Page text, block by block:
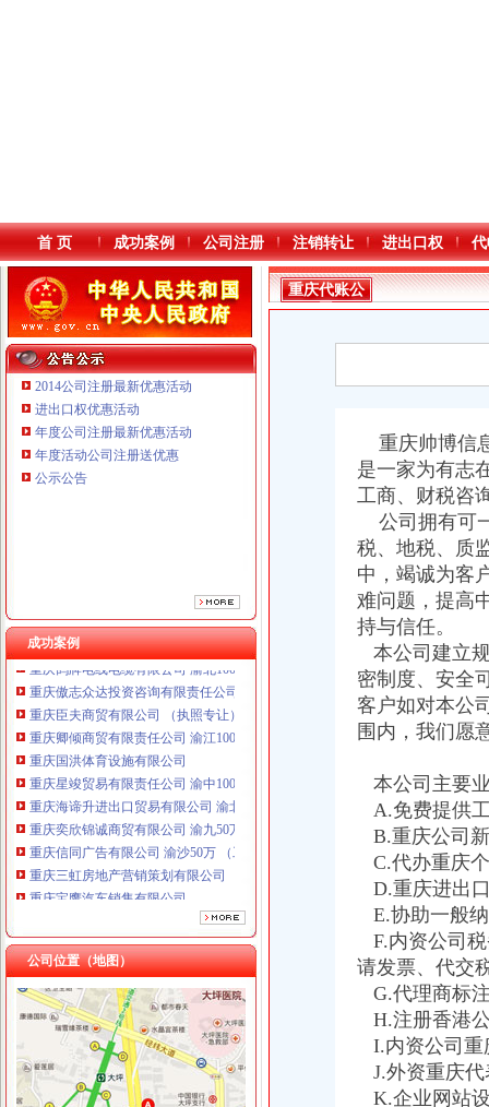
本站导航
首 页 成功案例 公司注册 注销转让 进出口权
2014公司注册最新优惠活动
进出口权优惠活动
年度公司注册最新优惠活动
年度活动公司注册送优惠
公示公告
成功案例
重庆鸽牌电线电缆有限公司 渝北10010万 (进出口权)
重庆傲志众达投资咨询有限责任公司 渝九1000万 （增资）
重庆臣夫商贸有限公司 （执照专让）
重庆卿倾商贸有限责任公司 渝江100万 （工商注册）
重庆国洪体育设施有限公司
重庆星竣贸易有限责任公司 渝中100万 （进出口权）
重庆海谛升进出口贸易有限公司 渝北100万 （进出口权）
重庆奕欣锦诚商贸有限公司 渝九50万 （工商注册）
重庆信同广告有限公司 渝沙50万 （工商注册）
重庆三虹房地产营销策划有限公司
重庆宝鹰汽车销售有限公司
重庆鸽牌电线电缆有限公司 渝北10010万 (进出口权)
重庆傲志众达投资咨询有限责任公司 渝九1000万 （增资）
重庆臣夫商贸有限公司 （执照专让）
重庆卿倾商贸有限责任公司 渝江100万 （工商注册）
重庆国洪体育设施有限公司
重庆星竣贸易有限责任公司 渝中100万 （进出口权）
重庆海谛升进出口贸易有限公司 渝北100万 （进出口权）
重庆奕欣锦诚商贸有限公司 渝九50万 （工商注册）
重庆信同广告有限公司 渝沙50万 （工商注册）
公司位置（地图）
重庆代账公司
重庆代账,会计代账服务—鹏鑫财务专业代账服务-重庆财务会计/评估|
重庆会计代账服务包括哪些？-商务服务-水母网
重庆代账公司【两江新区吧】_百度贴吧
【重庆齐齐会计代账公司】-主营：
重庆代账公
司
重庆帅博信
是一家为有志
工商、财税咨
公司拥有可
税、地税、质
中，竭诚为客
难问题，提高
持与信任。
本公司建立
密制度、安全
客户如对本公
围内，我们愿
本公司主要
A.免费提供
B.重庆公司
C.代办重庆
D.重庆进出
E.协助一般
F.内资公司
请发票、代交
G.代理商标
H.注册香港
I.内资公司重
J.外资重庆代
K.企业网站